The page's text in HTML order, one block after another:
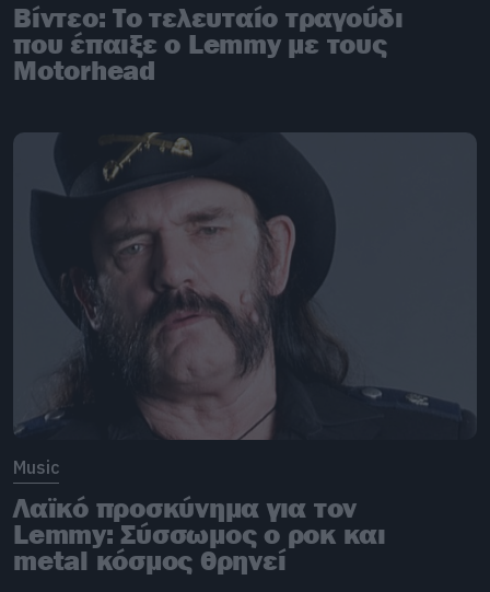
Βίντεο: Το τελευταίο τραγούδι
που έπαιξε ο Lemmy με τους
Motorhead
Music
Λαϊκό προσκύνημα για τον
Lemmy: Σύσσωμος ο ροκ και
metal κόσμος θρηνεί